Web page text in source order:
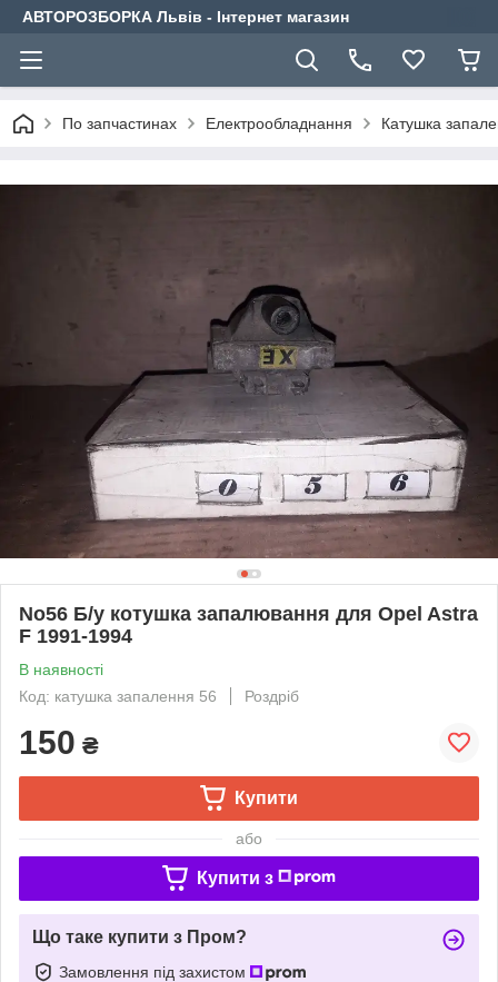
АВТОРОЗБОРКА Львів - Інтернет магазин
По запчастинах Електрообладнання Катушка
No56 Б/у котушка запалювання для Opel Astra
F 1991-1994
В наявності
Код: катушка запалення 56
Роздріб
150 ₴
Купити
або
Купити з
Що таке купити з Пром?
Замовлення під захистом